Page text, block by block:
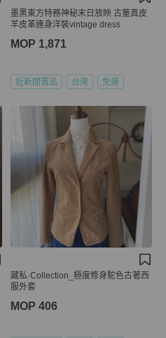
墨黑東方特務神秘末日放映 古董真皮
羊皮革連身洋裝vintage dress
MOP 1,871
近新閒置品 台灣 免運
藏私·Collection_極度修身駝色古著西
服外套
MOP 406